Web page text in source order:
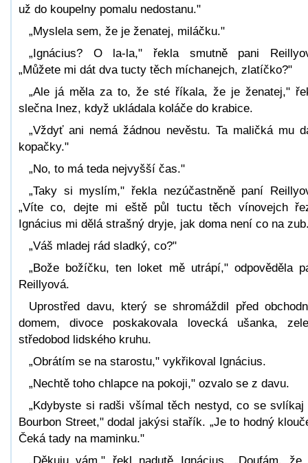
už do koupelny pomalu nedostanu."
„Myslela sem, že je ženatej, miláčku."
„Ignácius? O la-la," řekla smutně pani
„Můžete mi dát dva tucty těch míchanejch, zlatíčko?"
„Ale já měla za to, že sté říkala, že je ženatej,"
slečna Inez, když ukládala koláče do krabice.
„Vždyť ani nemá žádnou nevěstu. Ta maličká mu
kopačky."
„No, to má teda nejvyšší čas."
„Taky si myslím," řekla nezúčastněně paní
„Víte co, dejte mi eště půl tuctu těch vínovejch
Ignácius mi dělá strašný dryje, jak doma není co na
„Váš mladej rád sladký, co?"
„Bože božíčku, ten loket mě utrápí," odpověděla
Reillyová.
Uprostřed davu, který se shromáždil před
domem, divoce poskakovala lovecká ušanka,
středobod lidského kruhu.
„Obrátím se na starostu," vykřikoval Ignácius.
„Nechtě toho chlapce na pokoji," ozvalo se z davu.
„Kdybyste si radši všímal těch nestyd, co se svlíkaj
Bourbon Street," dodal jakýsi stařík. „Je to hodný
Čeká tady na maminku."
„Děkuju vám," řekl nadutě Ignácius. „Doufám, že